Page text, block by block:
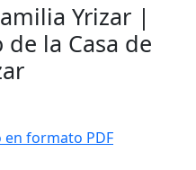
Yrizar |
la Casa de
formato PDF